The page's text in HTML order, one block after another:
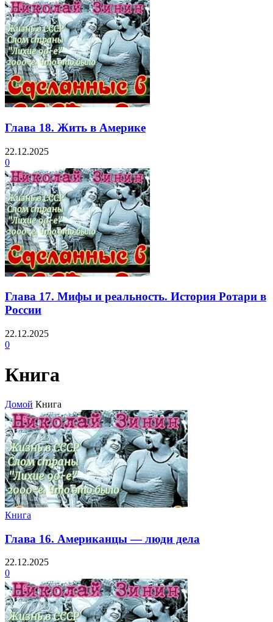
Глава 18. Жить в Америке
22.12.2025
0
Глава 17. Мифы и реальность. История Ротари в
России
22.12.2025
0
Книга
Домой Книга
Книга
Глава 16. Американцы — люди дела
22.12.2025
0